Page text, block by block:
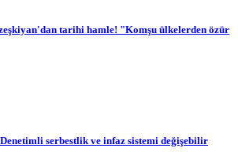
tarihi hamle! "Komşu ülkelerden özür
serbestlik ve infaz sistemi değişebilir